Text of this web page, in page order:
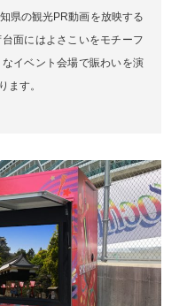
県の観光PR動画を放映する
面にはよさこいをモチーフ
イベント会場で賑わいを演
ます。